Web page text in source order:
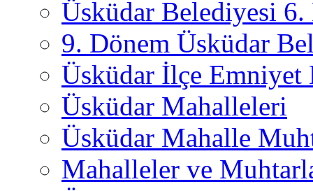
Üsküdar Belediyesi 6.
9. Dönem Üsküdar
Üsküdar İlçe
Üsküdar Mahalleleri
Üsküdar Mahalle
Mahalleler ve